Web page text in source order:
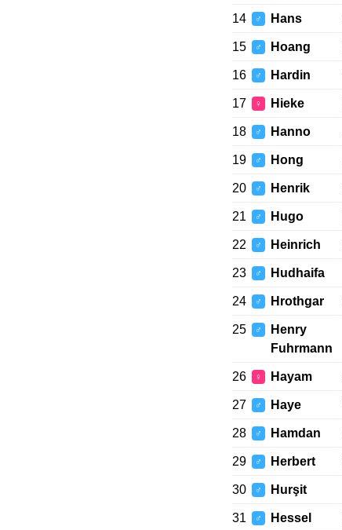
14 ♂ Hans
15 ♂ Hoang
16 ♂ Hardin
17 ♀ Hieke
18 ♂ Hanno
19 ♂ Hong
20 ♂ Henrik
21 ♂ Hugo
22 ♂ Heinrich
23 ♂ Hudhaifa
24 ♂ Hrothgar
25 ♂
Henry
Fuhrmann
26 ♀ Hayam
27 ♂ Haye
28 ♂ Hamdan
29 ♂ Herbert
30 ♂ Hurşit
31 ♂ Hessel